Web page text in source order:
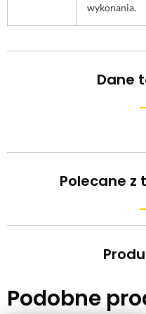
wykonania.
Dane
Polecane
Podobne